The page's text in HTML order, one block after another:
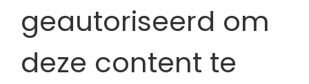
geautoriseerd om
deze content te